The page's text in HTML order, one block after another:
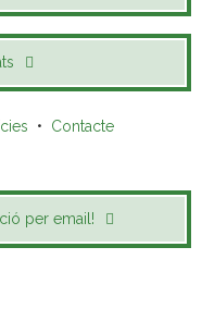
• Contacte
per email!